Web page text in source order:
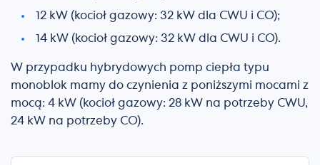
12 kW (kocioł gazowy: 32 kW dla CWU i CO);
14 kW (kocioł gazowy: 32 kW dla CWU i CO).
W przypadku hybrydowych pomp ciepła typu
monoblok mamy do czynienia z poniższymi mocami z
mocą: 4 kW (kocioł gazowy: 28 kW na potrzeby CWU,
24 kW na potrzeby CO).